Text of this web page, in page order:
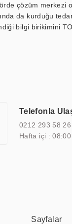
çözüm merkezi
da kurduğu
bilgi birikimini
değerlere bağlı
gelişimine
Telefonla
0212 293 58 26
Hafta içi :
Sayfalar